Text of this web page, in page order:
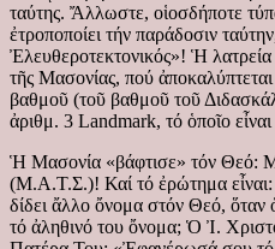
ταύτης. Ἄλλωστε, οἱοσδήποτε
ἐτροποποίει τήν παράδοσιν
Ἐλευθεροτεκτονικός»! Ἡ
τῆς Μασονίας, πού
βαθμοῦ (τοῦ βαθμοῦ τοῦ
ἀριθμ. 3 Landmark, τό ὁποῖο
Ἡ Μασονία «βάφτισε» τόν Θεό:
(Μ.Α.Τ.Σ.)! Καί τό ἐρώτημα εἶναι:
δίδει ἄλλο ὄνομα στόν Θεό, ὅταν
τό ἀληθινό του ὄνομα; Ὁ Ἰ.